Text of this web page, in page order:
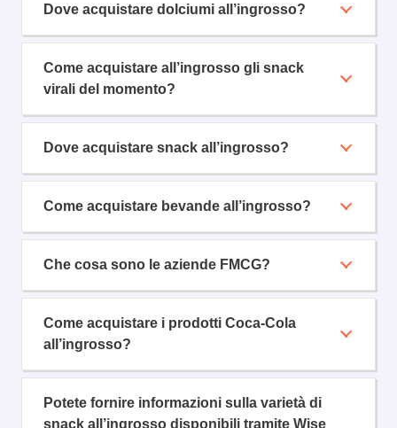
Dove acquistare dolciumi all’ingrosso?
Come acquistare all’ingrosso gli snack
virali del momento?
Dove acquistare snack all’ingrosso?
Come acquistare bevande all’ingrosso?
Che cosa sono le aziende FMCG?
Come acquistare i prodotti Coca-Cola
all’ingrosso?
Potete fornire informazioni sulla varietà di
snack all’ingrosso disponibili tramite Wise